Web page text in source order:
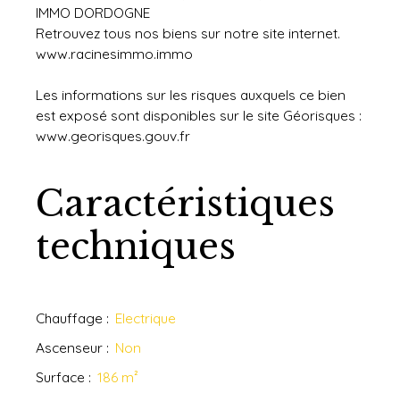
IMMO DORDOGNE
Retrouvez tous nos biens sur notre site internet.
www.racinesimmo.immo
Les informations sur les risques auxquels ce bien
est exposé sont disponibles sur le site Géorisques :
www.georisques.gouv.fr
Caractéristiques
techniques
Chauffage : Electrique
Ascenseur : Non
Surface : 186 m²